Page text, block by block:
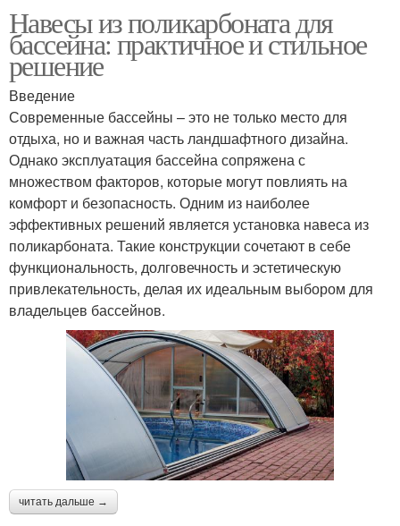
Навесы из поликарбоната для
бассейна: практичное и стильное
решение
Введение
Современные бассейны – это не только место для
отдыха, но и важная часть ландшафтного дизайна.
Однако эксплуатация бассейна сопряжена с
множеством факторов, которые могут повлиять на
комфорт и безопасность. Одним из наиболее
эффективных решений является установка навеса из
поликарбоната. Такие конструкции сочетают в себе
функциональность, долговечность и эстетическую
привлекательность, делая их идеальным выбором для
владельцев бассейнов.
читать дальше →